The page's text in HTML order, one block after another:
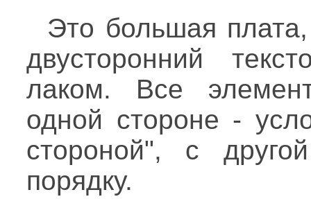
Это большая
двусторонний
лаком. Все
одной стороне -
стороной", с
порядку.